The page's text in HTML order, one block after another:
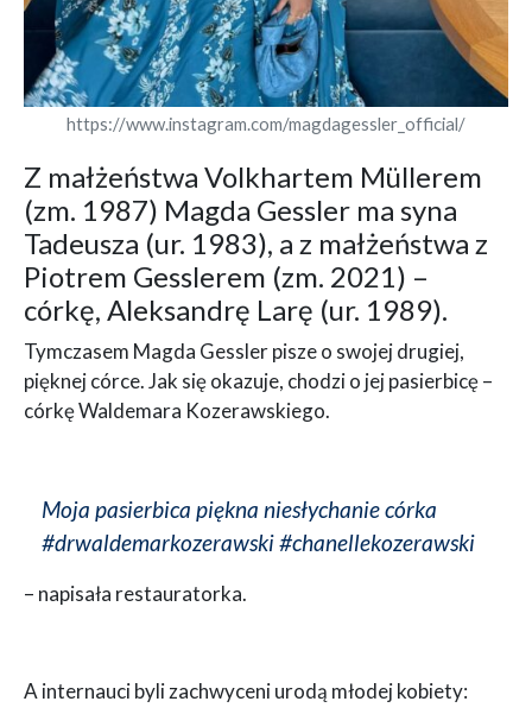
https://www.instagram.com/magdagessler_official/
Z małżeństwa Volkhartem Müllerem
(zm. 1987) Magda Gessler ma syna
Tadeusza (ur. 1983), a z małżeństwa z
Piotrem Gesslerem (zm. 2021) –
córkę, Aleksandrę Larę (ur. 1989).
Tymczasem Magda Gessler pisze o swojej drugiej,
pięknej córce. Jak się okazuje, chodzi o jej pasierbicę –
córkę Waldemara Kozerawskiego.
Moja pasierbica piękna niesłychanie córka
#drwaldemarkozerawski #chanellekozerawski
– napisała restauratorka.
A internauci byli zachwyceni urodą młodej kobiety: